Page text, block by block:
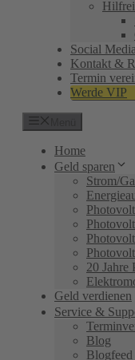
Social Media
Kontakt &
Termin
Werde VIP
Home
Geld sparen
Strom/
20 Jahre
Geld verdienen
Service &
Blog
Blogfeed